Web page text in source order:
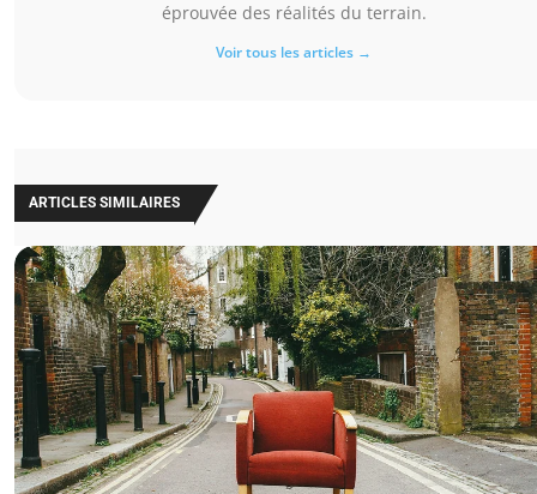
éprouvée des réalités du terrain.
Voir tous les articles →
ARTICLES SIMILAIRES